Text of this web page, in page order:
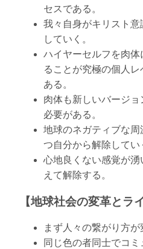
セスである。
我々自身がキリスト
していく。
ハイヤーセルフを肉
ることが究極の個人
ある。
肉体も新しいバージ
必要がある。
地球のネガティブな周
つ自分から解除してい
心地良くない感覚が
えて解除する。
【地球社会の変革とラ
まず人々の繋がり方が
同じ色の者同士でコ